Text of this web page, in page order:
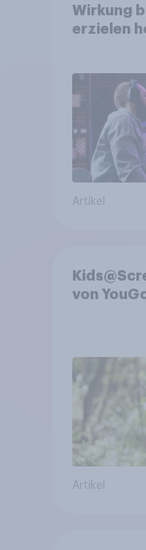
Wirkung
erzielen
Artikel
von
Artikel